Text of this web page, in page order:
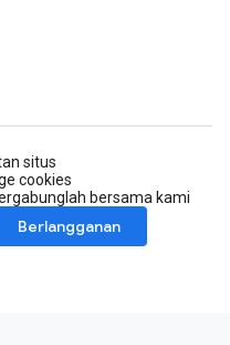
situs
cookies
bersama kami
Berlangganan